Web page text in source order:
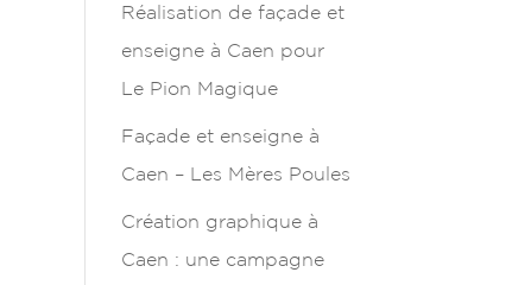
Réalisation de façade et
enseigne à Caen pour
Le Pion Magique
Façade et enseigne à
Caen – Les Mères Poules
Création graphique à
Caen : une campagne